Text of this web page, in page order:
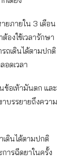
ยภายใน 3 เดือน
องใช้เวลารักษา
ถเดินได้ตามปกติ
อดเวลา
ข้อเท้ามันตก และ
าบรรยายถึงความ
ดินได้ตามปกติ
การฉีดยาในครั้ง